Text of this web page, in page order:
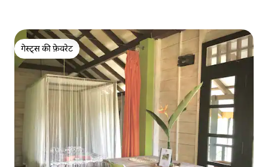
गेस्ट्स की फ़ेवरेट
गेस्ट्स की फ़ेवरेट